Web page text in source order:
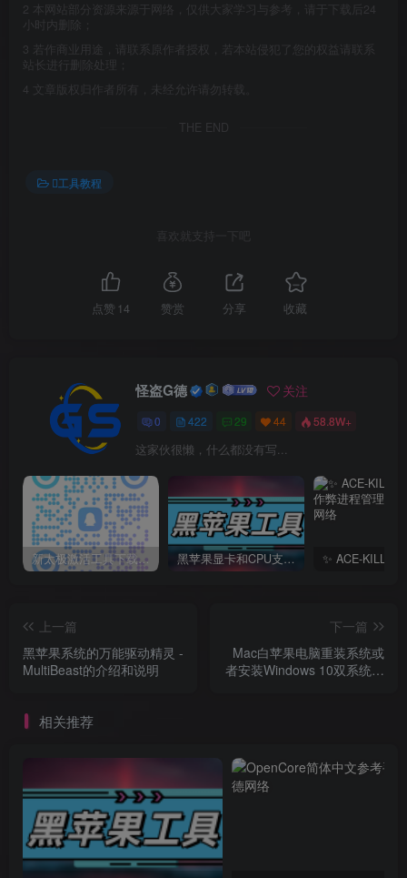
2 本网站部分资源来源于网络，仅供大家学习与参考，请于下载后24
小时内删除；
3 若作商业用途，请联系原作者授权，若本站侵犯了您的权益请联系
站长进行删除处理；
4 文章版权归作者所有，未经允许请勿转载。
THE END
工具教程
喜欢就支持一下吧
点赞 14 赞赏 分享 收藏
怪盗G德 关注
0 422 29 44 58.8W+
这家伙很懒，什么都没有写...
新太极激活工具下载/教程/充值/开户(QQ交流群号749113977) 黑苹果显卡和CPU支持情况以及购买硬件防踩坑指南
上一篇
黑苹果系统的万能驱动精灵 -
MultiBeast的介绍和说明
下一篇
Mac白苹果电脑重装系统或
者安装Windows 10双系统的
相关推荐